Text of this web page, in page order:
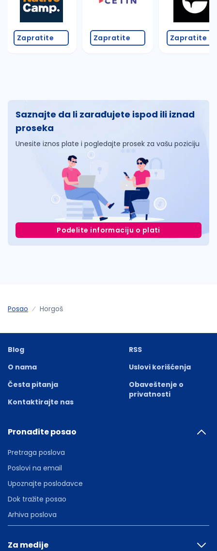
Zapratite Zapratite Zapratite
Saznajte da li zarađujete ispod ili iznad
proseka
Unesite iznos plate i pogledajte prosek za vašu poziciju
Podelite informaciju o plati
Posao Horgoš
Blog
O nama
Česta pitanja
Kontaktirajte nas
RSS
Uslovi korišćenja
Obaveštenje o
privatnosti
Pronađite posao
Pretraga poslova
Poslovi na email
Upoznajte poslodavce
Dok tražite posao
Arhiva poslova
Za medije